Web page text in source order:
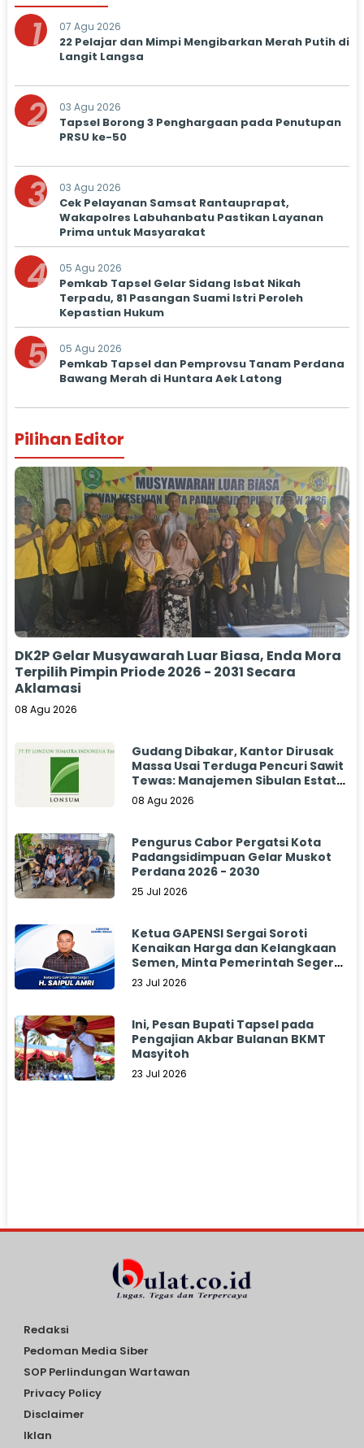
1 07 Agu 2026
22 Pelajar dan Mimpi Mengibarkan Merah Putih di
Langit Langsa
2 03 Agu 2026
Tapsel Borong 3 Penghargaan pada Penutupan
PRSU ke-50
3 03 Agu 2026
Cek Pelayanan Samsat Rantauprapat,
Wakapolres Labuhanbatu Pastikan Layanan
Prima untuk Masyarakat
4 05 Agu 2026
Pemkab Tapsel Gelar Sidang Isbat Nikah
Terpadu, 81 Pasangan Suami Istri Peroleh
Kepastian Hukum
5 05 Agu 2026
Pemkab Tapsel dan Pemprovsu Tanam Perdana
Bawang Merah di Huntara Aek Latong
Pilihan Editor
DK2P Gelar Musyawarah Luar Biasa, Enda Mora
Terpilih Pimpin Priode 2026 - 2031 Secara
Aklamasi
08 Agu 2026
Gudang Dibakar, Kantor Dirusak
Massa Usai Terduga Pencuri Sawit
Tewas: Manajemen Sibulan Estate
Bungkam
08 Agu 2026
Pengurus Cabor Pergatsi Kota
Padangsidimpuan Gelar Muskot
Perdana 2026 - 2030
25 Jul 2026
Ketua GAPENSI Sergai Soroti
Kenaikan Harga dan Kelangkaan
Semen, Minta Pemerintah Segera
Bertindak
23 Jul 2026
Ini, Pesan Bupati Tapsel pada
Pengajian Akbar Bulanan BKMT
Masyitoh
23 Jul 2026
Redaksi
Pedoman Media Siber
SOP Perlindungan Wartawan
Privacy Policy
Disclaimer
Iklan